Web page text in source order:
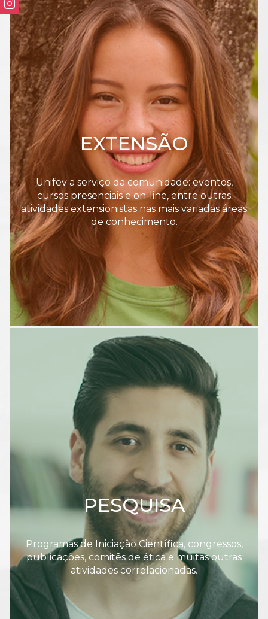
EXTENSÃO
Unifev a serviço da comunidade: eventos,
cursos presenciais e on-line, entre outras
atividades extensionistas nas mais variadas áreas
de conhecimento.
PESQUISA
Programas de Iniciação Científica, congressos,
publicações, comitês de ética e muitas outras
atividades correlacionadas.